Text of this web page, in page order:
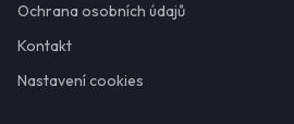
Ochrana osobních údajů
Kontakt
Nastavení cookies